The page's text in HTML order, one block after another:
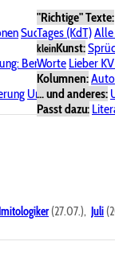
"Richtige" Texte:
Tages (KdT)Alle
kleinKunst:
Worte Lieber
Kolumnen:
... und anderes:
Passt dazu:
Suche im Forum
Benutzersymbole
Urheberrecht
(27.07.), Juli